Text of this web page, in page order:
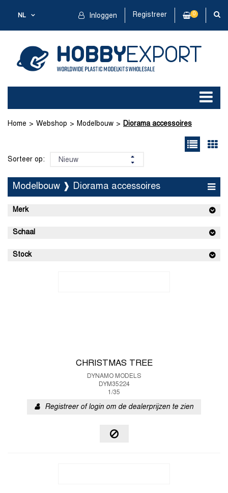
NL Inloggen Registreer 0
Home Webshop Modelbouw Diorama accessoires
Sorteer op:
Modelbouw ❱ Diorama accessoires
Merk
Schaal
Stock
CHRISTMAS TREE
DYNAMO MODELS
DYM35224
1/35
Registreer of login om de dealerprijzen te zien